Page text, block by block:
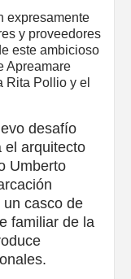
expresamente
y proveedores
este ambicioso
Apreamare
Rita Pollio y el
desafío
el arquitecto
Umberto
casco de
familiar de la